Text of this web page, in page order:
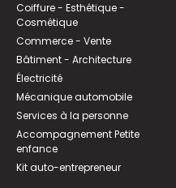
Coiffure - Esthétique -
Cosmétique
Commerce - Vente
Bâtiment - Architecture
Électricité
Mécanique automobile
Services à la personne
Accompagnement Petite
enfance
Kit auto-entrepreneur